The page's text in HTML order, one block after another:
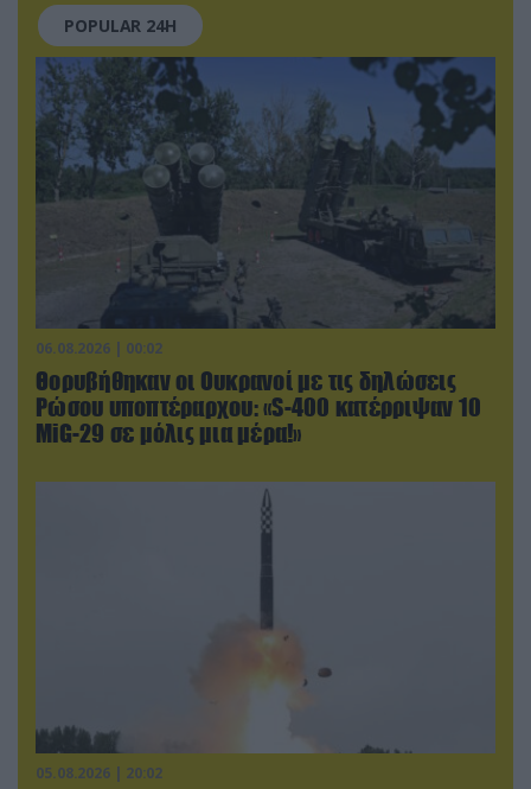
POPULAR 24H
06.08.2026 | 00:02
Θορυβήθηκαν οι Ουκρανοί με τις δηλώσεις
Ρώσου υποπτέραρχου: «S-400 κατέρριψαν 10
MiG-29 σε μόλις μια μέρα!»
05.08.2026 | 20:02